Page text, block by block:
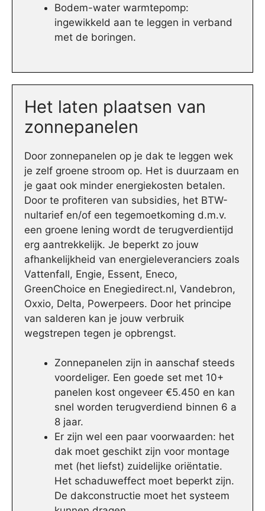
Bodem-water warmtepomp:
ingewikkeld aan te leggen in verband
met de boringen.
Het laten plaatsen van
zonnepanelen
Door zonnepanelen op je dak te leggen wek
je zelf groene stroom op. Het is duurzaam en
je gaat ook minder energiekosten betalen.
Door te profiteren van subsidies, het BTW-
nultarief en/of een tegemoetkoming d.m.v.
een groene lening wordt de terugverdientijd
erg aantrekkelijk. Je beperkt zo jouw
afhankelijkheid van energieleveranciers zoals
Vattenfall, Engie, Essent, Eneco,
GreenChoice en Enegiedirect.nl, Vandebron,
Oxxio, Delta, Powerpeers. Door het principe
van salderen kan je jouw verbruik
wegstrepen tegen je opbrengst.
Zonnepanelen zijn in aanschaf steeds
voordeliger. Een goede set met 10+
panelen kost ongeveer €5.450 en kan
snel worden terugverdiend binnen 6 a
8 jaar.
Er zijn wel een paar voorwaarden: het
dak moet geschikt zijn voor montage
met (het liefst) zuidelijke oriëntatie.
Het schaduweffect moet beperkt zijn.
De dakconstructie moet het systeem